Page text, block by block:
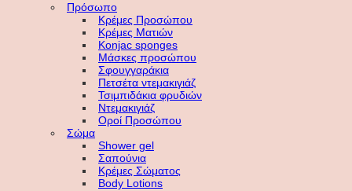
Πρόσωπο
Κρέμες Προσώπου
Κρέμες Ματιών
Konjac sponges
Μάσκες προσώπου
Σφουγγαράκια
Πετσέτα ντεμακιγιάζ
Τσιμπιδάκια φρυδιών
Ντεμακιγιάζ
Οροί Προσώπου
Σώμα
Shower gel
Σαπούνια
Κρέμες Σώματος
Body Lotions